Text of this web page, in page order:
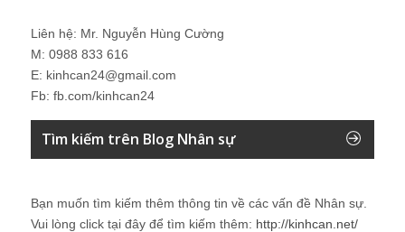
Liên hệ: Mr. Nguyễn Hùng Cường
M: 0988 833 616
E: kinhcan24@gmail.com
Fb: fb.com/kinhcan24
Tìm kiếm trên Blog Nhân sự
Bạn muốn tìm kiếm thêm thông tin về các vấn đề Nhân sự
Vui lòng click tại đây để tìm kiếm thêm: http://kinhcan.net/